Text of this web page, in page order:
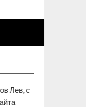
Лев, с